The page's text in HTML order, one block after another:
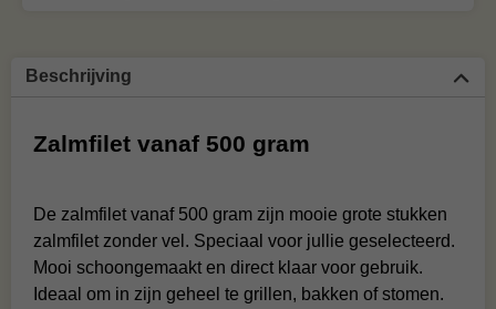
Beschrijving
Zalmfilet vanaf 500 gram
De zalmfilet vanaf 500 gram zijn mooie grote stukken
zalmfilet zonder vel. Speciaal voor jullie geselecteerd.
Mooi schoongemaakt en direct klaar voor gebruik.
Ideaal om in zijn geheel te grillen, bakken of stomen.